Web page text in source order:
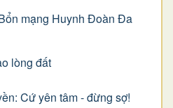
mạng Huynh Đoàn Đa
lòng đất
Cứ yên tâm - đừng sợ!